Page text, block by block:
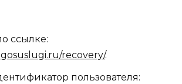
ссылке:
recovery/.
пользователя: